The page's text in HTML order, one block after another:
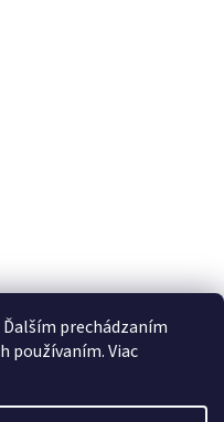
prechádzaním
používaním. Viac